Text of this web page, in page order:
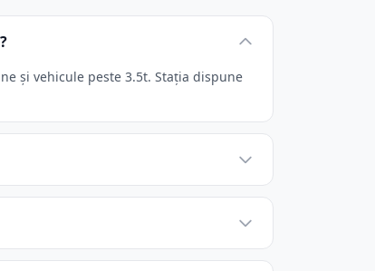
și vehicule peste 3.5t. Stația dispune